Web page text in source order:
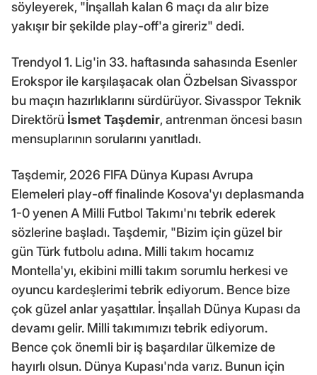
söyleyerek, "İnşallah kalan 6 maçı da alır bize
yakışır bir şekilde play-off'a gireriz" dedi.
Trendyol 1. Lig'in 33. haftasında sahasında Esenler
Erokspor ile karşılaşacak olan Özbelsan Sivasspor
bu maçın hazırlıklarını sürdürüyor. Sivasspor Teknik
Direktörü İsmet Taşdemir, antrenman öncesi basın
mensuplarının sorularını yanıtladı.
Taşdemir, 2026 FIFA Dünya Kupası Avrupa
Elemeleri play-off finalinde Kosova'yı deplasmanda
1-0 yenen A Milli Futbol Takımı'nı tebrik ederek
sözlerine başladı. Taşdemir, "Bizim için güzel bir
gün Türk futbolu adına. Milli takım hocamız
Montella'yı, ekibini milli takım sorumlu herkesi ve
oyuncu kardeşlerimi tebrik ediyorum. Bence bize
çok güzel anlar yaşattılar. İnşallah Dünya Kupası da
devamı gelir. Milli takımımızı tebrik ediyorum.
Bence çok önemli bir iş başardılar ülkemize de
hayırlı olsun. Dünya Kupası'nda varız. Bunun için